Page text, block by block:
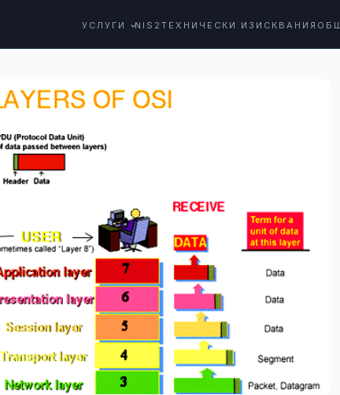
УСЛУГИ NIS2 ТЕХНИЧЕСКИ ИЗИСКВАНИЯ